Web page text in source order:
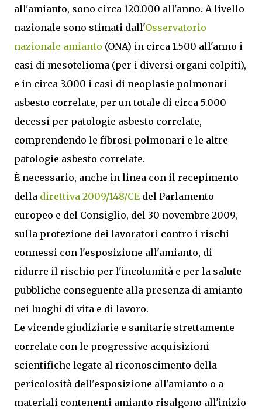
all'amianto, sono circa 120.000 all'anno. A livello
nazionale sono stimati dall'Osservatorio
nazionale amianto (ONA) in circa 1.500 all'anno i
casi di mesotelioma (per i diversi organi colpiti),
e in circa 3.000 i casi di neoplasie polmonari
asbesto correlate, per un totale di circa 5.000
decessi per patologie asbesto correlate,
comprendendo le fibrosi polmonari e le altre
patologie asbesto correlate.
È necessario, anche in linea con il recepimento
della direttiva 2009/148/CE del Parlamento
europeo e del Consiglio, del 30 novembre 2009,
sulla protezione dei lavoratori contro i rischi
connessi con l'esposizione all'amianto, di
ridurre il rischio per l'incolumità e per la salute
pubbliche conseguente alla presenza di amianto
nei luoghi di vita e di lavoro.
Le vicende giudiziarie e sanitarie strettamente
correlate con le progressive acquisizioni
scientifiche legate al riconoscimento della
pericolosità dell'esposizione all'amianto o a
materiali contenenti amianto risalgono all'inizio